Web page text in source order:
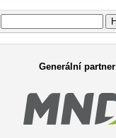
Vyhledávání
Generální partner